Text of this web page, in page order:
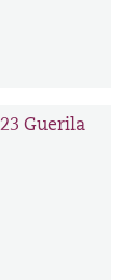
Guerila